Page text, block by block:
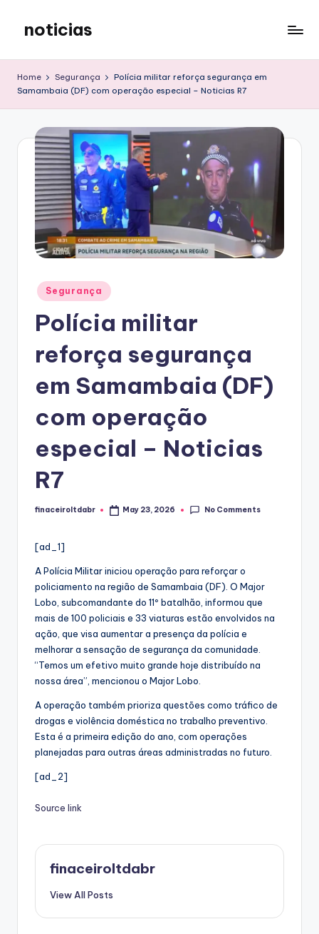
content
noticias
Home Segurança
Polícia militar reforça segurança em
Samambaia (DF) com operação especial – Noticias R7
Posted
in
Segurança
Polícia militar
reforça segurança
em Samambaia (DF)
com operação
especial – Noticias
R7
Posted
finaceiroltdabr May 23, 2026 No Comments
[ad_1]
A Polícia Militar iniciou operação para reforçar o
policiamento na região de Samambaia (DF). O Major
Lobo, subcomandante do 11º batalhão, informou que
mais de 100 policiais e 33 viaturas estão envolvidos na
ação, que visa aumentar a presença da polícia e
melhorar a sensação de segurança da comunidade.
“Temos um efetivo muito grande hoje distribuído na
nossa área”, mencionou o Major Lobo.
A operação também prioriza questões como tráfico de
drogas e violência doméstica no trabalho preventivo.
Esta é a primeira edição do ano, com operações
planejadas para outras áreas administradas no futuro.
[ad_2]
Source link
finaceiroltdabr
View All Posts